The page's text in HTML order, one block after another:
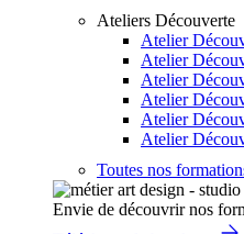
Ateliers Découverte
Atelier
Atelier
Atelier
Atelier
Atelier
Atelier
Toutes nos
Envie de découvrir nos